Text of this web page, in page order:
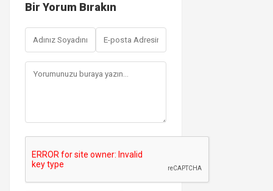
Bir Yorum Bırakın